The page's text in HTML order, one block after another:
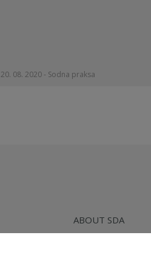
20. 08. 2020 - Sodna praksa
ABOUT SDA